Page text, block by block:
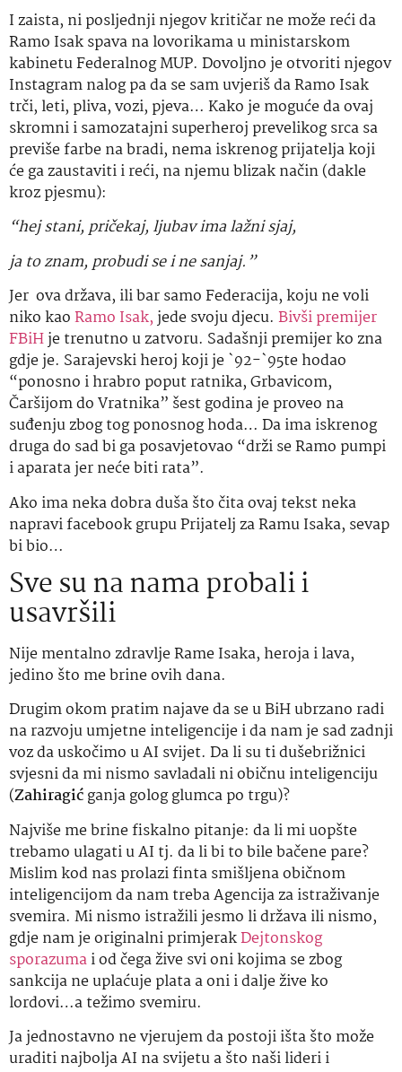
I zaista, ni posljednji njegov kritičar ne može reći da
Ramo Isak spava na lovorikama u ministarskom
kabinetu Federalnog MUP. Dovoljno je otvoriti njegov
Instagram nalog pa da se sam uvjeriš da Ramo Isak
trči, leti, pliva, vozi, pjeva… Kako je moguće da ovaj
skromni i samozatajni superheroj prevelikog srca sa
previše farbe na bradi, nema iskrenog prijatelja koji
će ga zaustaviti i reći, na njemu blizak način (dakle
kroz pjesmu):
“hej stani, pričekaj, ljubav ima lažni sjaj,
ja to znam, probudi se i ne sanjaj.”
Jer ova država, ili bar samo Federacija, koju ne voli
niko kaoRamo Isak, jede svoju djecu. Bivši premijer
FBiHje trenutno u zatvoru. Sadašnji premijer ko zna
gdje je. Sarajevski heroj koji je `92-`95te hodao
“ponosno i hrabro poput ratnika, Grbavicom,
Čaršijom do Vratnika” šest godina je proveo na
suđenju zbog tog ponosnog hoda… Da ima iskrenog
druga do sad bi ga posavjetovao “drži se Ramo pumpi
i aparata jer neće biti rata”.
Ako ima neka dobra duša što čita ovaj tekst neka
napravi facebook grupu Prijatelj za Ramu Isaka, sevap
bi bio…
Sve su na nama probali i
usavršili
Nije mentalno zdravlje Rame Isaka, heroja i lava,
jedino što me brine ovih dana.
Drugim okom pratim najave da se u BiH ubrzano radi
na razvoju umjetne inteligencije i da nam je sad zadnji
voz da uskočimo u AI svijet. Da li su ti dušebrižnici
svjesni da mi nismo savladali ni običnu inteligenciju
(Zahiragićganja golog glumca po trgu)?
Najviše me brine fiskalno pitanje: da li mi uopšte
trebamo ulagati u AI tj. da li bi to bile bačene pare?
Mislim kod nas prolazi finta smišljena običnom
inteligencijom da nam treba Agencija za istraživanje
svemira. Mi nismo istražili jesmo li država ili nismo,
gdje nam je originalni primjerakDejtonskog
sporazumai od čega žive svi oni kojima se zbog
sankcija ne uplaćuje plata a oni i dalje žive ko
lordovi…a težimo svemiru.
Ja jednostavno ne vjerujem da postoji išta što može
uraditi najbolja AI na svijetu a što naši lideri i